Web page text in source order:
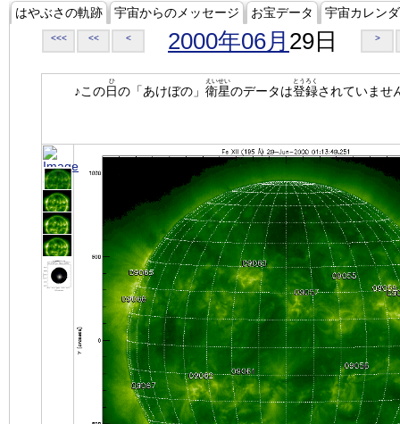
はやぶさの軌跡 宇宙からのメッセージ お宝データ 宇宙カレン
<<< << < 2000年06月 29日 >
♪この日
ひ
の「あけぼの」 衛星
えいせい
のデータは登録
とうろく
されていませ